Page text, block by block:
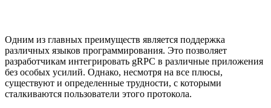
Одним из главных преимуществ является поддержка
различных языков программирования. Это позволяет
разработчикам интегрировать gRPC в различные приложения
без особых усилий. Однако, несмотря на все плюсы,
существуют и определенные трудности, с которыми
сталкиваются пользователи этого протокола.